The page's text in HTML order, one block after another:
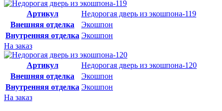
Артикул
Недорогая дверь из экошпона-119
Внешняя отделка
Экошпон
Внутренняя отделка Экошпон
На заказ
Артикул
Недорогая дверь из экошпона-120
Внешняя отделка
Экошпон
Внутренняя отделка Экошпон
На заказ